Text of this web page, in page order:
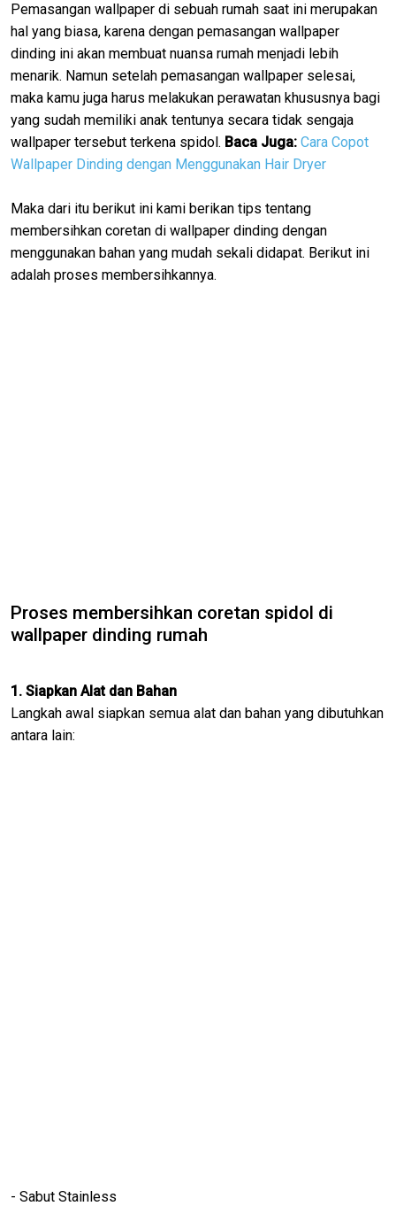
Pemasangan wallpaper di sebuah rumah saat ini merupakan
hal yang biasa, karena dengan pemasangan wallpaper
dinding ini akan membuat nuansa rumah menjadi lebih
menarik. Namun setelah pemasangan wallpaper selesai,
maka kamu juga harus melakukan perawatan khususnya bagi
yang sudah memiliki anak tentunya secara tidak sengaja
wallpaper tersebut terkena spidol. Baca Juga: Cara Copot
Wallpaper Dinding dengan Menggunakan Hair Dryer
Maka dari itu berikut ini kami berikan tips tentang
membersihkan coretan di wallpaper dinding dengan
menggunakan bahan yang mudah sekali didapat. Berikut ini
adalah proses membersihkannya.
Proses membersihkan coretan spidol di
wallpaper dinding rumah
1. Siapkan Alat dan Bahan
Langkah awal siapkan semua alat dan bahan yang dibutuhkan
antara lain:
- Sabut Stainless